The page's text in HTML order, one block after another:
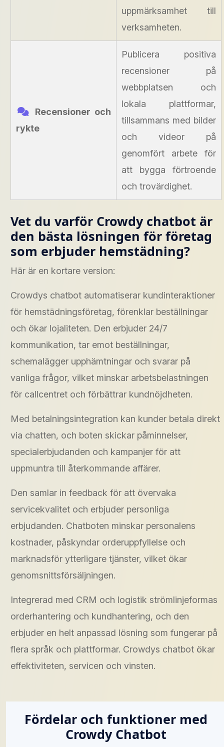
uppmärksamhet till
verksamheten.
Recensioner och
rykte
Publicera positiva
recensioner på
webbplatsen och
lokala plattformar,
tillsammans med bilder
och videor på
genomfört arbete för
att bygga förtroende
och trovärdighet.
Vet du varför Crowdy chatbot är
den bästa lösningen för företag
som erbjuder hemstädning?
Här är en kortare version:
Crowdys chatbot automatiserar kundinteraktioner
för hemstädningsföretag, förenklar beställningar
och ökar lojaliteten. Den erbjuder 24/7
kommunikation, tar emot beställningar,
schemalägger upphämtningar och svarar på
vanliga frågor, vilket minskar arbetsbelastningen
för callcentret och förbättrar kundnöjdheten.
Med betalningsintegration kan kunder betala direkt
via chatten, och boten skickar påminnelser,
specialerbjudanden och kampanjer för att
uppmuntra till återkommande affärer.
Den samlar in feedback för att övervaka
servicekvalitet och erbjuder personliga
erbjudanden. Chatboten minskar personalens
kostnader, påskyndar orderuppfyllelse och
marknadsför ytterligare tjänster, vilket ökar
genomsnittsförsäljningen.
Integrerad med CRM och logistik strömlinjeformas
orderhantering och kundhantering, och den
erbjuder en helt anpassad lösning som fungerar på
flera språk och plattformar. Crowdys chatbot ökar
effektiviteten, servicen och vinsten.
Fördelar och funktioner med
Crowdy Chatbot